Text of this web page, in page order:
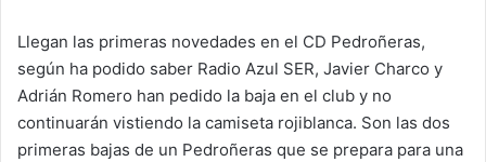
Llegan las primeras novedades en el CD Pedroñeras,
según ha podido saber Radio Azul SER, Javier Charco y
Adrián Romero han pedido la baja en el club y no
continuarán vistiendo la camiseta rojiblanca. Son las dos
primeras bajas de un Pedroñeras que se prepara para una